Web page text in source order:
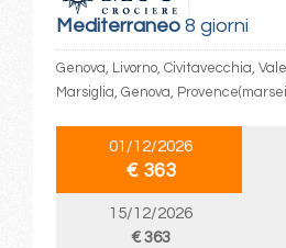
Mediterraneo8 giorni
Genova, Livorno, Civitavecchia,
Marsiglia, Genova,
01/12/2026
€ 363
15/12/2026
€ 363